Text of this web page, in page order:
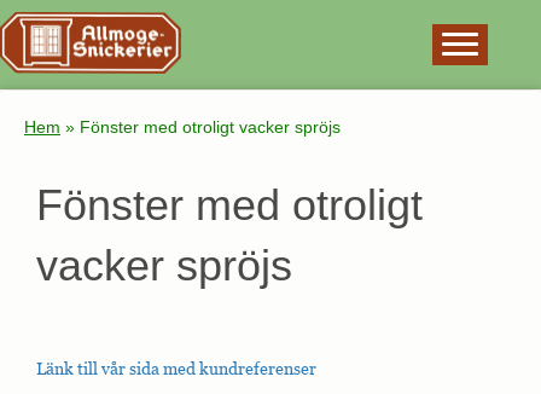
Hem » Fönster med otroligt vacker spröjs
Fönster med otroligt
vacker spröjs
Länk till vår sida med kundreferenser